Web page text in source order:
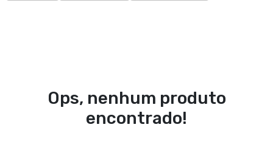
Ops, nenhum produto
encontrado!